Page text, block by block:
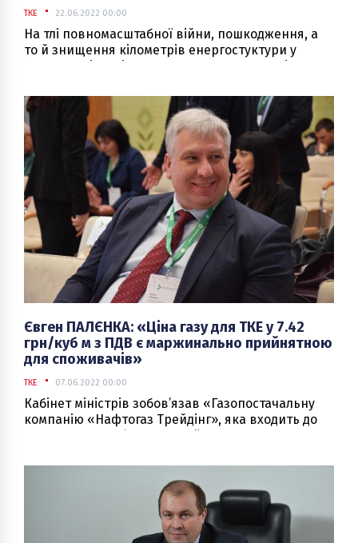
ТКЕ 22.06.2022 00:00
На тлі повномасштабної війни, пошкодження, а
то й знищення кілометрів енергостуктури у
зниження ціни на газ – розмова «ЕнергоБізнесу»
з генеральним директором ПОКВПТГ
«Полтаватеплоенерго» Олександром
ОЛЕКСЕНКО.
Євген ПАЛЄНКА: «Ціна газу для ТКЕ у 7.42
грн/куб м з ПДВ є маржинально прийнятною
для споживачів»
ТКЕ 07.06.2022 00:00
Кабінет міністрів зобов’язав «Газопостачальну
компанію «Нафтогаз Трейдінг», яка входить до
складу НАК «Нафтогаз України», з 1 червня по 31
теплокомуненерго за ціною 7420 грн/тис куб м (з
ПДВ, послугами на транспортування, а також
коефіцієнтом при замовленні потужності на добу